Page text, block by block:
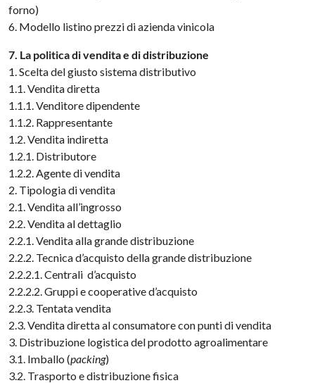
forno)
6. Modello listino prezzi di azienda vinicola
7. La politica di vendita e di distribuzione
1. Scelta del giusto sistema distributivo
1.1. Vendita diretta
1.1.1. Venditore dipendente
1.1.2. Rappresentante
1.2. Vendita indiretta
1.2.1. Distributore
1.2.2. Agente di vendita
2. Tipologia di vendita
2.1. Vendita all’ingrosso
2.2. Vendita al dettaglio
2.2.1. Vendita alla grande distribuzione
2.2.2. Tecnica d’acquisto della grande distribuzione
2.2.2.1. Centrali d’acquisto
2.2.2.2. Gruppi e cooperative d’acquisto
2.2.3. Tentata vendita
2.3. Vendita diretta al consumatore con punti di vendita
3. Distribuzione logistica del prodotto agroalimentare
3.1. Imballo (packing)
3.2. Trasporto e distribuzione fisica